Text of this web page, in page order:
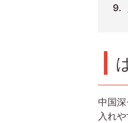
中国
入れ